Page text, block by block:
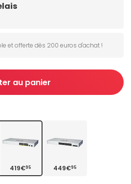
et offerte dès 200 euros d'achat !
au panier
419€95 449€95